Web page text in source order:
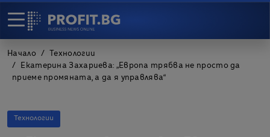
Начало
Технологии
Екатерина Захариева: „Европа трябва не просто да
приеме промяната, а да я управлява“
Технологии